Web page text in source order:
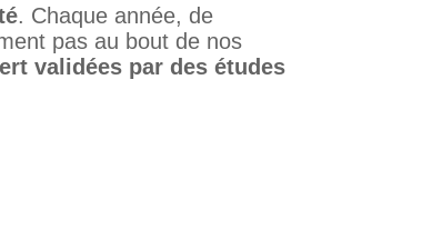
. Chaque année, de
pas au bout de nos
validées par des études